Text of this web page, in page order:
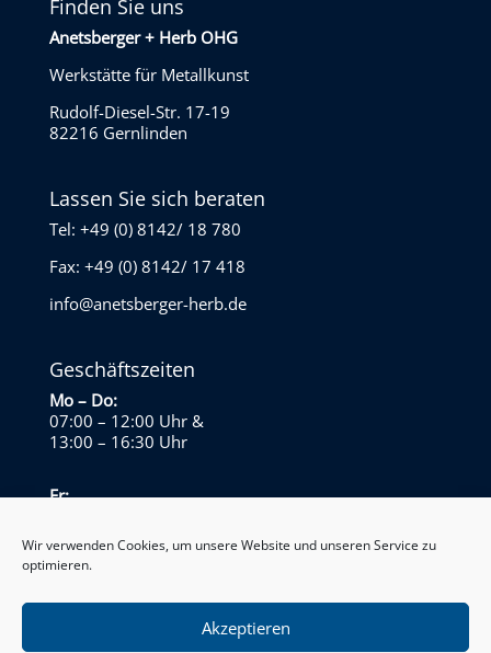
Wir verwenden Cookies, um unsere Website und unseren Service zu
optimieren.
Akzeptieren
Finden Sie uns
Anetsberger + Herb OHG
Werkstätte für Metallkunst
Rudolf-Diesel-Str. 17-19
82216 Gernlinden
Lassen Sie sich beraten
Tel: +49 (0) 8142/ 18 780
Fax: +49 (0) 8142/ 17 418
info@anetsberger-herb.de
Geschäftszeiten
Mo – Do:
07:00 – 12:00 Uhr&
13:00 – 16:30 Uhr
Fr:
Sa – So: